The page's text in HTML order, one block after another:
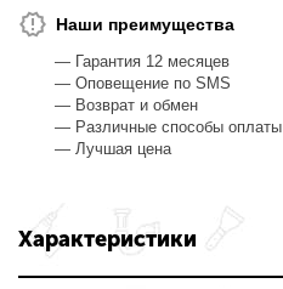
Наши преимущества
— Гарантия 12 месяцев
— Оповещение по SMS
— Возврат и обмен
— Различные способы оплаты
— Лучшая цена
Характеристики